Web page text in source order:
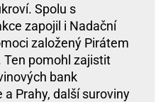
Spolu s
zapojil i Nadační
založený Pirátem
pomohl zajistit
bank
Prahy, další suroviny